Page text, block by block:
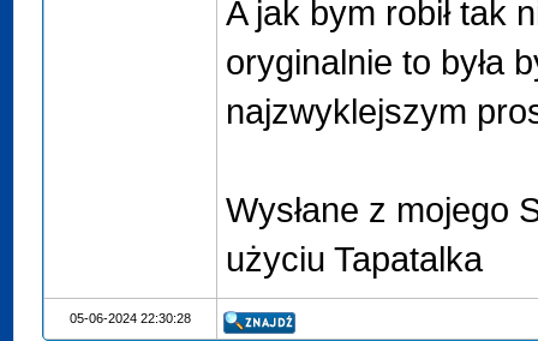
A jak bym robił tak
oryginalnie to była
najzwyklejszym
Wysłane z mojego
użyciu Tapatalka
05-06-2024 22:30:28